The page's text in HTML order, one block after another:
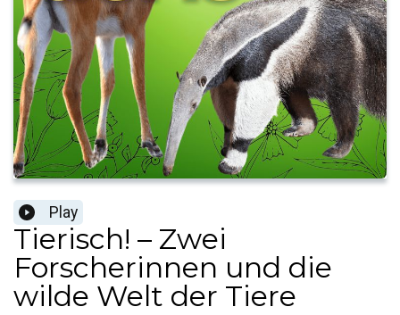
Play
Tierisch! – Zwei
Forscherinnen und die
wilde Welt der Tiere